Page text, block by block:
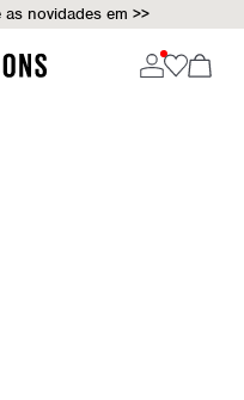
novidades em >>